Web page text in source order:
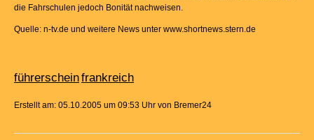
die Fahrschulen jedoch Bonität nachweisen.
Quelle: n-tv.de und weitere News unter www.shortnews.stern.de
führerscheinfrankreich
Erstellt am: 05.10.2005 um 09:53 Uhr von Bremer24